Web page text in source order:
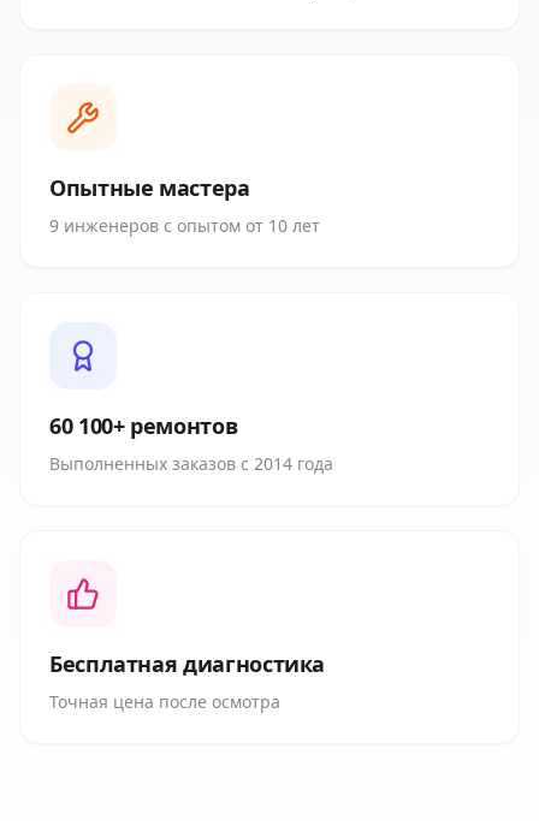
Опытные мастера
9 инженеров с опытом от 10 лет
60 100+ ремонтов
Выполненных заказов с 2014 года
Бесплатная диагностика
Точная цена после осмотра